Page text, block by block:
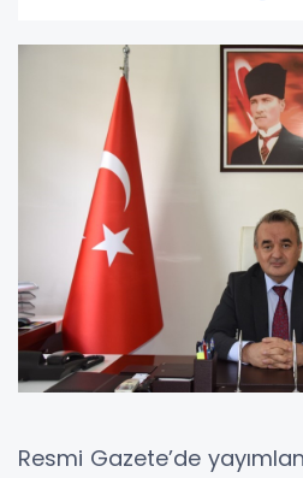
Resmi Gazete’de